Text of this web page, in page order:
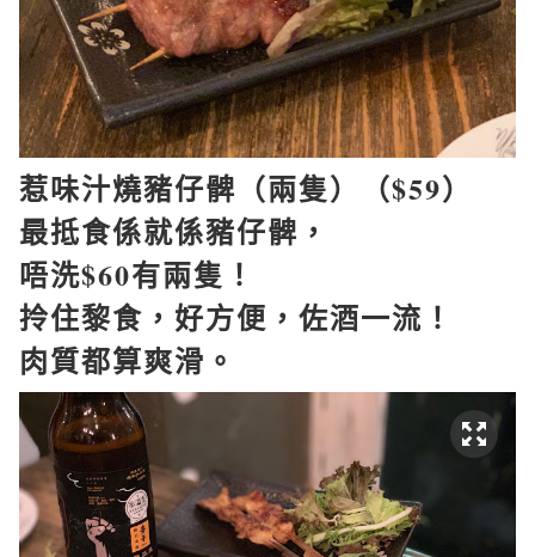
惹味汁燒豬仔髀（兩隻）（$59）
最抵食係就係豬仔髀，
唔洗$60有兩隻！
拎住黎食，好方便，佐酒一流！
肉質都算爽滑。